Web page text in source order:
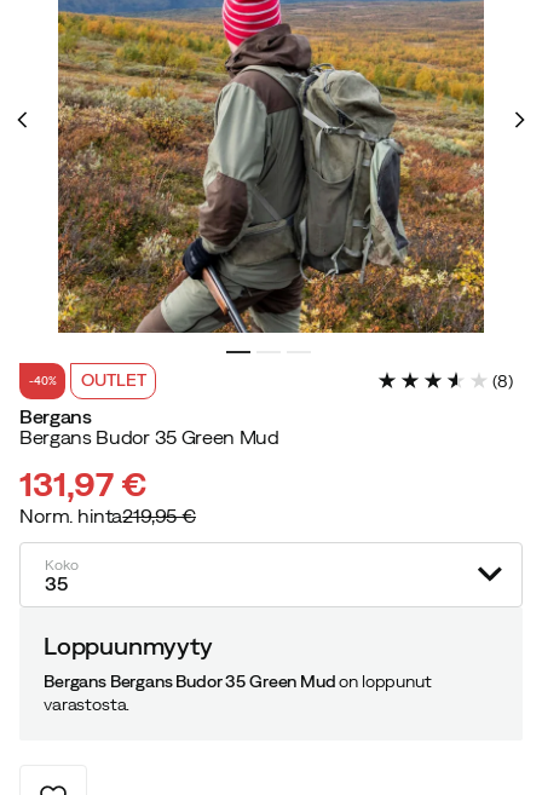
-40% OUTLET (8)
Bergans
Bergans Budor 35 Green Mud
discounted
price
131,97 €
original
price
Norm. hinta219,95 €
Koko
35
Loppuunmyyty
Bergans Bergans Budor 35 Green Mudon loppunut
varastosta.